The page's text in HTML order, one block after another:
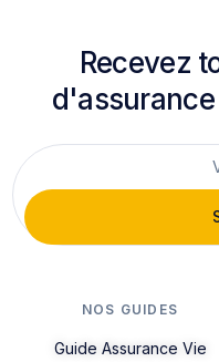
Recevez
NOS GUIDES
Guide Assurance Vie